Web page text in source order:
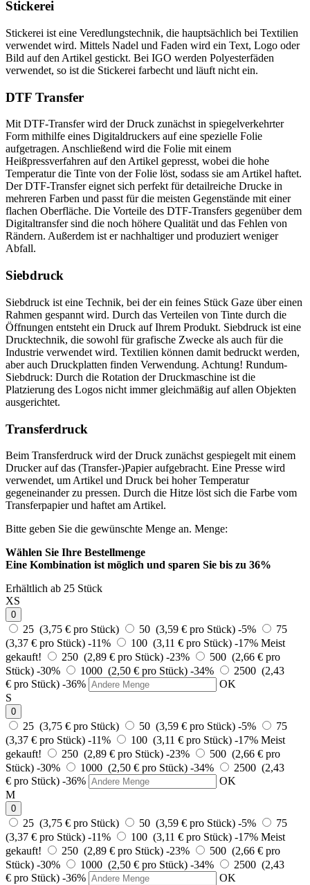
Stickerei
Stickerei ist eine Veredlungstechnik, die hauptsächlich bei Textilien
verwendet wird. Mittels Nadel und Faden wird ein Text, Logo oder
Bild auf den Artikel gestickt. Bei IGO werden Polyesterfäden
verwendet, so ist die Stickerei farbecht und läuft nicht ein.
DTF Transfer
Mit DTF-Transfer wird der Druck zunächst in spiegelverkehrter
Form mithilfe eines Digitaldruckers auf eine spezielle Folie
aufgetragen. Anschließend wird die Folie mit einem
Heißpressverfahren auf den Artikel gepresst, wobei die hohe
Temperatur die Tinte von der Folie löst, sodass sie am Artikel haftet.
Der DTF-Transfer eignet sich perfekt für detailreiche Drucke in
mehreren Farben und passt für die meisten Gegenstände mit einer
flachen Oberfläche. Die Vorteile des DTF-Transfers gegenüber dem
Digitaltransfer sind die noch höhere Qualität und das Fehlen von
Rändern. Außerdem ist er nachhaltiger und produziert weniger
Abfall.
Siebdruck
Siebdruck ist eine Technik, bei der ein feines Stück Gaze über einen
Rahmen gespannt wird. Durch das Verteilen von Tinte durch die
Öffnungen entsteht ein Druck auf Ihrem Produkt. Siebdruck ist eine
Drucktechnik, die sowohl für grafische Zwecke als auch für die
Industrie verwendet wird. Textilien können damit bedruckt werden,
aber auch Druckplatten finden Verwendung. Achtung! Rundum-
Siebdruck: Durch die Rotation der Druckmaschine ist die
Platzierung des Logos nicht immer gleichmäßig auf allen Objekten
ausgerichtet.
Transferdruck
Beim Transferdruck wird der Druck zunächst gespiegelt mit einem
Drucker auf das (Transfer-)Papier aufgebracht. Eine Presse wird
verwendet, um Artikel und Druck bei hoher Temperatur
gegeneinander zu pressen. Durch die Hitze löst sich die Farbe vom
Transferpapier und haftet am Artikel.
Bitte geben Sie die gewünschte Menge an. Menge:
Wählen Sie Ihre Bestellmenge
Eine Kombination ist möglich und sparen Sie bis zu 36%
Erhältlich ab 25 Stück
XS
0
25 (3,75 € pro Stück) 50 (3,59 € pro Stück) -5%
75
(3,37 € pro Stück) -11% 100 (3,11 € pro Stück) -17% Meist
gekauft!
250 (2,89 € pro Stück) -23%
500 (2,66 € pro
Stück) -30% 1000 (2,50 € pro Stück) -34%
2500 (2,43
€ pro Stück) -36%
OK
S
0
25 (3,75 € pro Stück) 50 (3,59 € pro Stück) -5%
75
(3,37 € pro Stück) -11% 100 (3,11 € pro Stück) -17% Meist
gekauft!
250 (2,89 € pro Stück) -23%
500 (2,66 € pro
Stück) -30% 1000 (2,50 € pro Stück) -34%
2500 (2,43
€ pro Stück) -36%
OK
M
0
25 (3,75 € pro Stück) 50 (3,59 € pro Stück) -5%
75
(3,37 € pro Stück) -11% 100 (3,11 € pro Stück) -17% Meist
gekauft!
250 (2,89 € pro Stück) -23%
500 (2,66 € pro
Stück) -30% 1000 (2,50 € pro Stück) -34%
2500 (2,43
€ pro Stück) -36%
OK